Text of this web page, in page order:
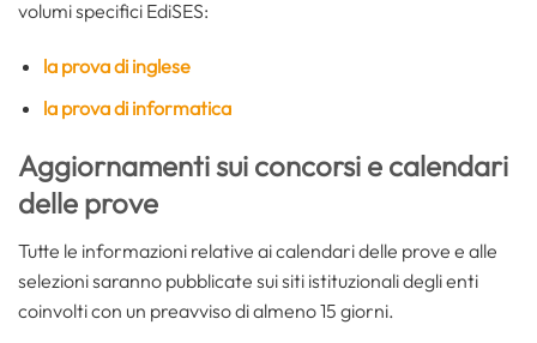
volumi specifici EdiSES:
la prova di inglese
la prova di informatica
Aggiornamenti sui concorsi e calendari
delle prove
Tutte le informazioni relative ai calendari delle prove e alle
selezioni saranno pubblicate sui siti istituzionali degli enti
coinvolti con un preavviso di almeno 15 giorni.